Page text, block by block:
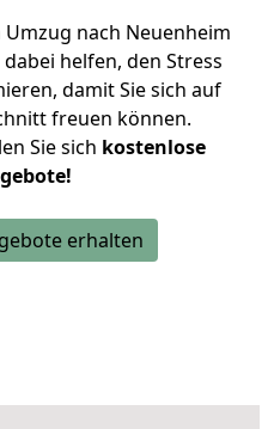
nach Neuenheim
helfen, den Stress
damit Sie sich auf
freuen können.
Sie sich kostenlose
erhalten